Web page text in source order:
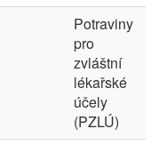
Potraviny
pro
zvláštní
lékařské
účely
(PZLÚ)